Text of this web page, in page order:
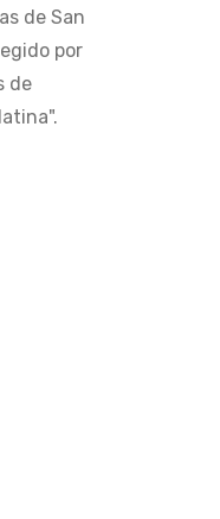
de San
por
de